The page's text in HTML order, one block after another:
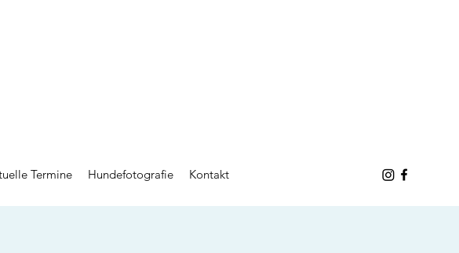
Termine Hundefotografie Kontakt